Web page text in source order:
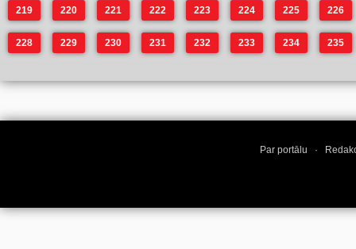
219 220 221 222 223 224 225 226
228 229 230 231 232 233 234 235
Par portālu ·